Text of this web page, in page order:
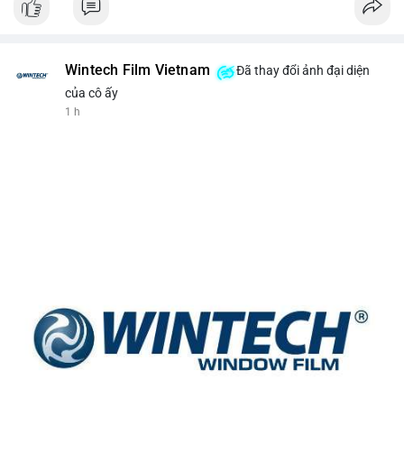
Wintech Film Vietnam
Đã thay đổi ảnh đại diện
của cô ấy
1 h